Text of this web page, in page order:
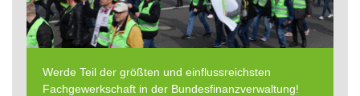
Werde Teil der größten und einflussreichsten
Fachgewerkschaft in der Bundesfinanzverwaltung!